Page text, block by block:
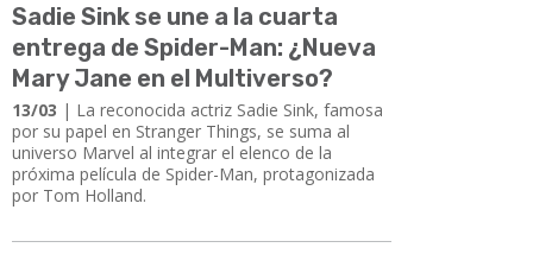
Sadie Sink se une a la cuarta
entrega de Spider-Man: ¿Nueva
Mary Jane en el Multiverso?
13/03 | La reconocida actriz Sadie Sink, famosa
por su papel en Stranger Things, se suma al
universo Marvel al integrar el elenco de la
próxima película de Spider-Man, protagonizada
por Tom Holland.